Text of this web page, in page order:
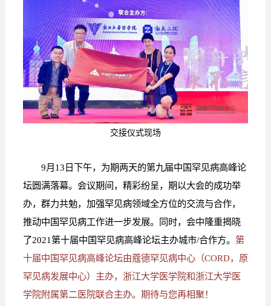
交接仪式现场
9月13日下午，为期两天的第九届中国罕见病高峰论
坛圆满落幕。会议期间，精彩纷呈，期以大会的成功举
办，群力共勉，加强罕见病领域全方位的交流与合作，
推动中国罕见病工作进一步发展。同时，会中隆重揭晓
了2021第十届中国罕见病高峰论坛主办城市/合作方。 第
十届中国罕见病高峰论坛由蔻德罕见病中心（CORD，原
罕见病发展中心）主办，浙江大学医学院和浙江大学医
学院附属第二医院联合主办。期待与您再相聚！